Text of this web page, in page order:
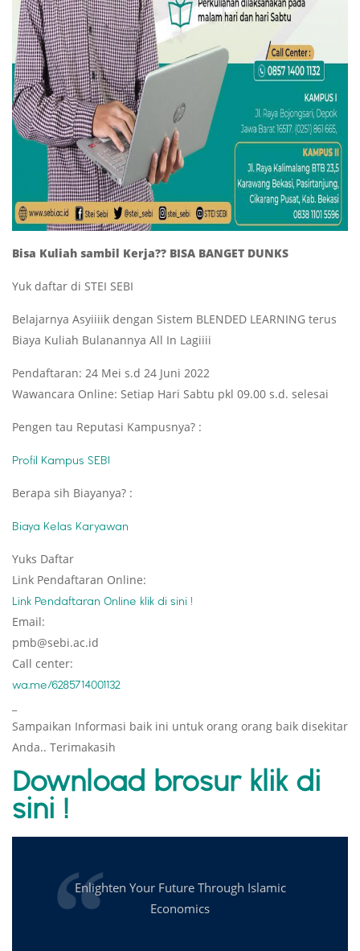
Bisa Kuliah sambil Kerja?? BISA BANGET DUNKS
Yuk daftar di STEI SEBI
Belajarnya Asyiiiik dengan Sistem BLENDED LEARNING terus
Biaya Kuliah Bulanannya All In Lagiiii
Pendaftaran: 24 Mei s.d 24 Juni 2022
Wawancara Online: Setiap Hari Sabtu pkl 09.00 s.d. selesai
Pengen tau Reputasi Kampusnya? :
Profil Kampus SEBI
Berapa sih Biayanya? :
Biaya Kelas Karyawan
Yuks Daftar
Link Pendaftaran Online:
Link Pendaftaran Online klik di sini !
Email:
pmb@sebi.ac.id
Call center:
wa.me/6285714001132
Sampaikan Informasi baik ini untuk orang orang baik disekitar
Anda.. Terimakasih
Download brosur klik di
sini !
Enlighten Your Future Through Islamic
Economics